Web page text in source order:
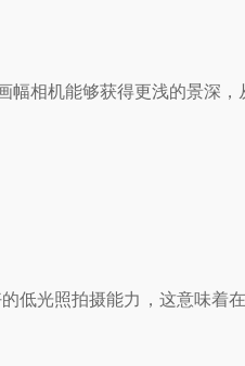
机能够获得更浅的景深，
光照拍摄能力，这意味着